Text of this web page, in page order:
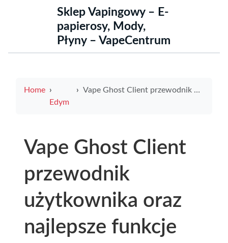
Sklep Vapingowy – E-
papierosy, Mody,
Płyny – VapeCentrum
Home
Edym
Vape Ghost Client przewodnik użytkownika oraz najlepsze funkcje do skutecznej gry
Vape Ghost Client
przewodnik
użytkownika oraz
najlepsze funkcje